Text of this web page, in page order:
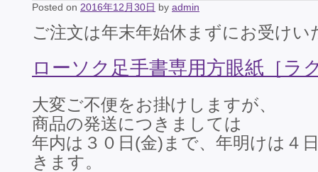
Posted on 2016年12月30日 by admin
ご注文は年末年始休まずにお受けい
ローソク足手書専用方眼紙［ラ
大変ご不便をお掛けしますが、
商品の発送につきましては
年内は３０日(金)まで、年明けは４
きます。